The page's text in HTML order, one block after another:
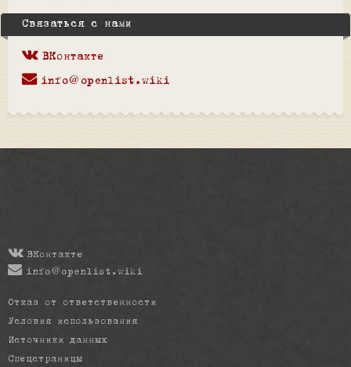
Связаться с нами
ВКонтакте
info@openlist.wiki
ВКонтакте
info@openlist.wiki
Отказ от ответственности
Условия использования
Источники данных
Спецстраницы